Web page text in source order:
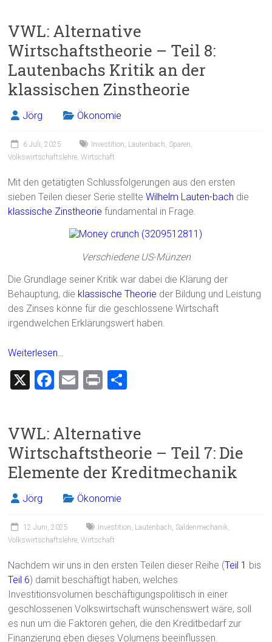
b
o
ok
l
n
VWL: Alternative
Wirtschaftstheorie – Teil 8:
Lautenbachs Kritik an der
klassischen Zinstheorie
Jörg Ökonomie
6 Juli, 2025 Investition, Lautenbach, Sparen,
Volkswirtschaftslehre,Wirtschaft
Mit den getätigten Schlussfolgerungen aus den ersten
sieben Teilen dieser Serie stellteWilhelm Lauten-bach die
klassische Zinstheorie fundamental in Frage.
Verschiedene US-Münzen
Die Grundlage seiner Kritik war dabei die Klärung der
Behauptung, die klassische Theorie der Bildung und Leistung
des Zinses könne für die geschlossene Wirtschaft
irgendwelchen Erklärungswert haben.
Weiterlesen…
X
F
b
o
ok
E
l
Pr
n
VWL: Alternative
Wirtschaftstheorie – Teil 7: Die
Elemente der Kreditmechanik
Jörg Ökonomie
12 Juni, 2025 Investition, Lautenbach, Saldenmechanik,
Volkswirtschaftslehre,Wirtschaft
Nachdem wir uns in den ersten Teilen dieser Reihe (Teil 1 bis
Teil 6) damit beschäftigt haben, welches
Investitionsvolumen beschäftigungspolitisch in einer
geschlossenen Volkswirtschaft wünschenswert wäre, soll
es nun um die Faktoren gehen, die den Kreditbedarf zur
Finanzierung eben dieses Volumens beeinflussen.